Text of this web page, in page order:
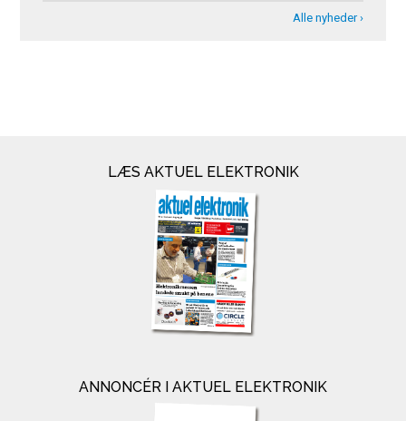
Alle nyheder ›
LÆS AKTUEL ELEKTRONIK
ANNONCÉR I AKTUEL ELEKTRONIK